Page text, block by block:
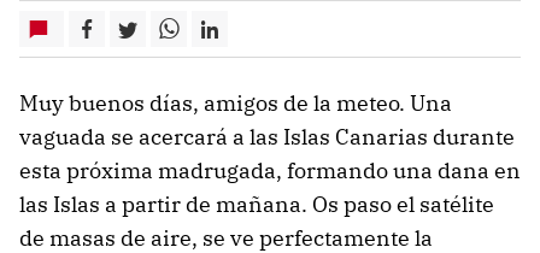
Muy buenos días, amigos de la meteo. Una
vaguada se acercará a las Islas Canarias durante
esta próxima madrugada, formando una dana en
las Islas a partir de mañana. Os paso el satélite
de masas de aire, se ve perfectamente la